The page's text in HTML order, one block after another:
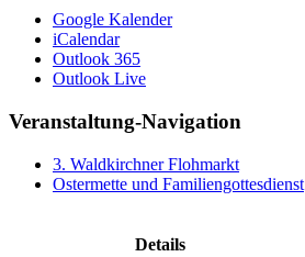
Google Kalender
iCalendar
Outlook 365
Outlook Live
Veranstaltung-Navigation
3. Waldkirchner Flohmarkt
Ostermette und Familiengottesdienst
Details